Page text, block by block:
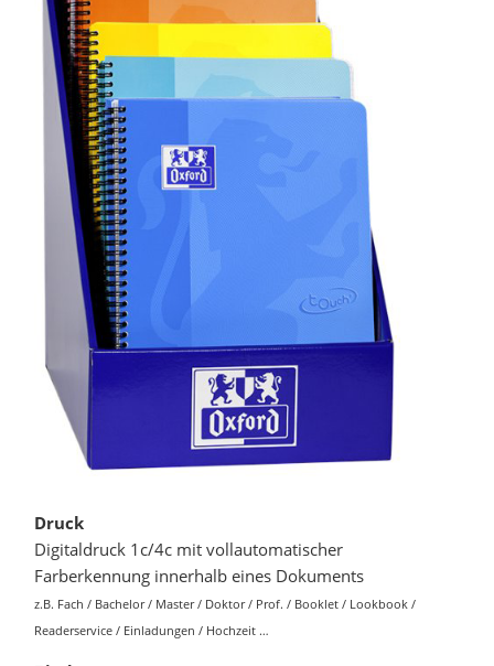
Druck
Digitaldruck 1c/4c mit vollautomatischer
Farberkennung innerhalb eines Dokuments
z.B. Fach / Bachelor / Master / Doktor / Prof. / Booklet / Lookbook /
Readerservice / Einladungen / Hochzeit …